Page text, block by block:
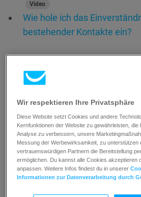
Video
Wie hole ich das
bestehender Kontakte ein?
Wir respektieren Ihre Privatsphäre
Diese Website setzt Cookies und andere
Kernfunktionen der Website zu gewährleisten,
Analyse zu verbessern, unsere
Messung der Werbewirksamkeit, zu unterstützen
vertrauenswürdigen Partnern die Bereitstellung
ermöglichen. Du kannst alle Cookies akzeptieren
anpassen. Weitere Infos findest du in unserer
Informationen zur Datenverarbeitung durch